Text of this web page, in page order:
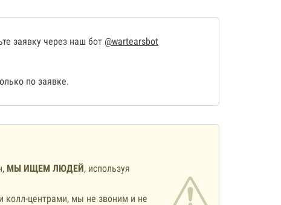
заявку через наш бот @wartearsbot
по заявке.
МЫ ИЩЕМ ЛЮДЕЙ, используя
колл-центрами, мы не звоним и не